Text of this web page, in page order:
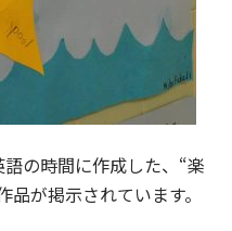
の時間に作成した、“楽
が掲示されています。